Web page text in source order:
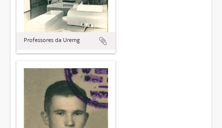
Professores da Uremg